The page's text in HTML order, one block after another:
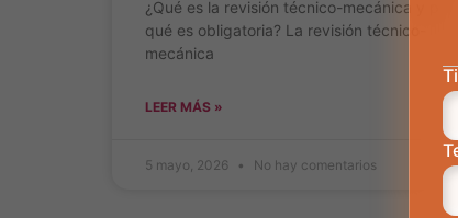
¿Qué es la revisión técnico-mecánica y por
qué es obligatoria? La revisión técnico-
mecánica
LEER MÁS »
5 mayo, 2026 No hay comentarios